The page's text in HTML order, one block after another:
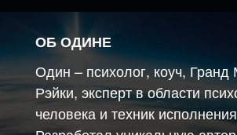
ОБ ОДИНЕ
Один – психолог, коуч, Гранд
Рэйки, эксперт в области
человека и техник